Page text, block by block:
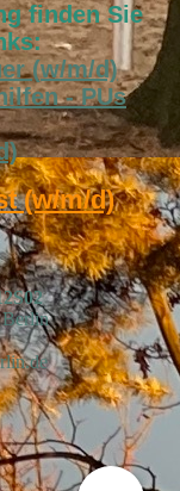
finden Sie
(w/m/d)
- PUs
(w/m/d)